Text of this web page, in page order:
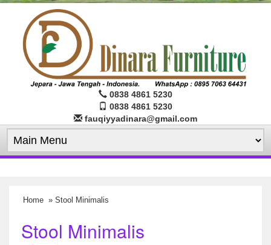
0838 4861 5230
0838 4861 5230
fauqiyyadinara@gmail.com
Home » Stool Minimalis
Stool Minimalis